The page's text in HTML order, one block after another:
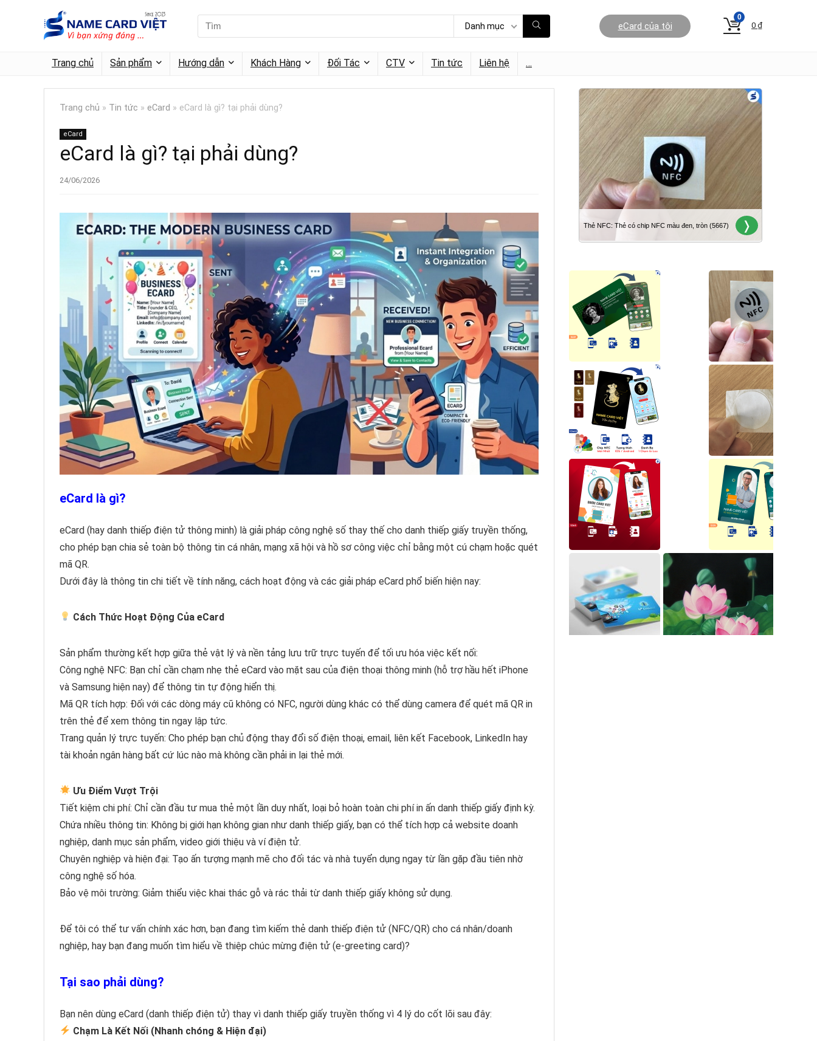
Danh mục eCard của tôi
0
0 ₫
Trang chủ Sản phẩm Hướng dẫn Khách Hàng Đối Tác CTV Tin tức Liên hệ …
Trang chủ » Tin tức » eCard » eCard là gì? tại phải dùng?
eCard
eCard là gì? tại phải dùng?
24/06/2026
eCard là gì?
eCard (hay danh thiếp điện tử thông minh) là giải pháp công nghệ số thay thế cho danh thiếp giấy truyền thống,
cho phép bạn chia sẻ toàn bộ thông tin cá nhân, mạng xã hội và hồ sơ công việc chỉ bằng một cú chạm hoặc quét
mã QR.
Dưới đây là thông tin chi tiết về tính năng, cách hoạt động và các giải pháp eCard phổ biến hiện nay:
Cách Thức Hoạt Động Của eCard
Sản phẩm thường kết hợp giữa thẻ vật lý và nền tảng lưu trữ trực tuyến để tối ưu hóa việc kết nối:
Công nghệ NFC: Bạn chỉ cần chạm nhẹ thẻ eCard vào mặt sau của điện thoại thông minh (hỗ trợ hầu hết iPhone
và Samsung hiện nay) để thông tin tự động hiển thị.
Mã QR tích hợp: Đối với các dòng máy cũ không có NFC, người dùng khác có thể dùng camera để quét mã QR in
trên thẻ để xem thông tin ngay lập tức.
Trang quản lý trực tuyến: Cho phép bạn chủ động thay đổi số điện thoại, email, liên kết Facebook, LinkedIn hay
tài khoản ngân hàng bất cứ lúc nào mà không cần phải in lại thẻ mới.
Ưu Điểm Vượt Trội
Tiết kiệm chi phí: Chỉ cần đầu tư mua thẻ một lần duy nhất, loại bỏ hoàn toàn chi phí in ấn danh thiếp giấy định kỳ.
Chứa nhiều thông tin: Không bị giới hạn không gian như danh thiếp giấy, bạn có thể tích hợp cả website doanh
nghiệp, danh mục sản phẩm, video giới thiệu và ví điện tử.
Chuyên nghiệp và hiện đại: Tạo ấn tượng mạnh mẽ cho đối tác và nhà tuyển dụng ngay từ lần gặp đầu tiên nhờ
công nghệ số hóa.
Bảo vệ môi trường: Giảm thiểu việc khai thác gỗ và rác thải từ danh thiếp giấy không sử dụng.
Để tôi có thể tư vấn chính xác hơn, bạn đang tìm kiếm thẻ danh thiếp điện tử (NFC/QR) cho cá nhân/doanh
nghiệp, hay bạn đang muốn tìm hiểu về thiệp chúc mừng điện tử (e-greeting card)?
Tại sao phải dùng?
Bạn nên dùng eCard (danh thiếp điện tử) thay vì danh thiếp giấy truyền thống vì 4 lý do cốt lõi sau đây:
Chạm Là Kết Nối (Nhanh chóng & Hiện đại)